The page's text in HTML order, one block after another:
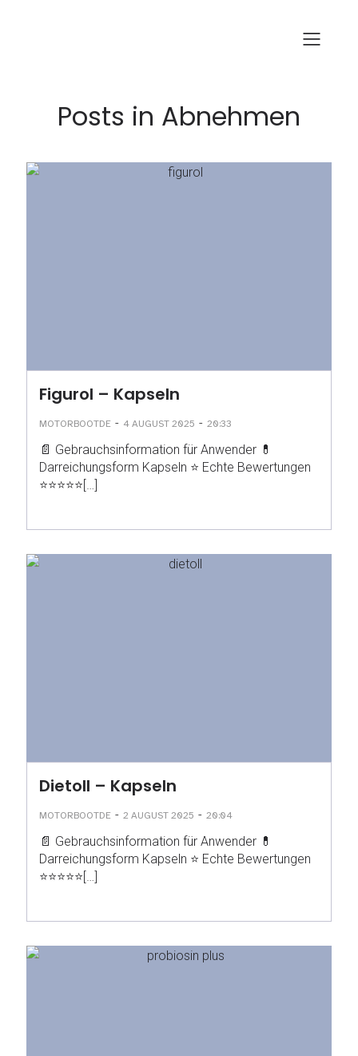
Posts in Abnehmen
Figurol – Kapseln
MOTORBOOTDE - 4 AUGUST 2025 - 20:33
📄 Gebrauchsinformation für Anwender 💊
Darreichungsform Kapseln ⭐ Echte Bewertungen
⭐⭐⭐⭐⭐[…]
Dietoll – Kapseln
MOTORBOOTDE - 2 AUGUST 2025 - 20:04
📄 Gebrauchsinformation für Anwender 💊
Darreichungsform Kapseln ⭐ Echte Bewertungen
⭐⭐⭐⭐⭐[…]